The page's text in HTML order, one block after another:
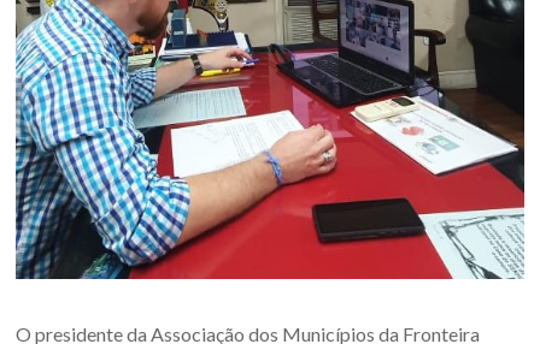
da
Associação
dos
Municípios
da
Fronteira
Oeste
do
estado
do
Grande
O presidente da Associação dos Municípios da Fronteira